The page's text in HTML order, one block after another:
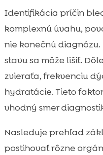
Identifikácia príčin
komplexnú úvahu,
nie konečnú
stavu sa môže líšiť.
zvieraťa, frekvenciu
hydratácie. Tieto
vhodný smer
Nasleduje prehľad
postihovať rôzne